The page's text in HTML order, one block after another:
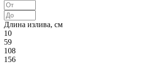
Длина излива, см
10
59
108
156